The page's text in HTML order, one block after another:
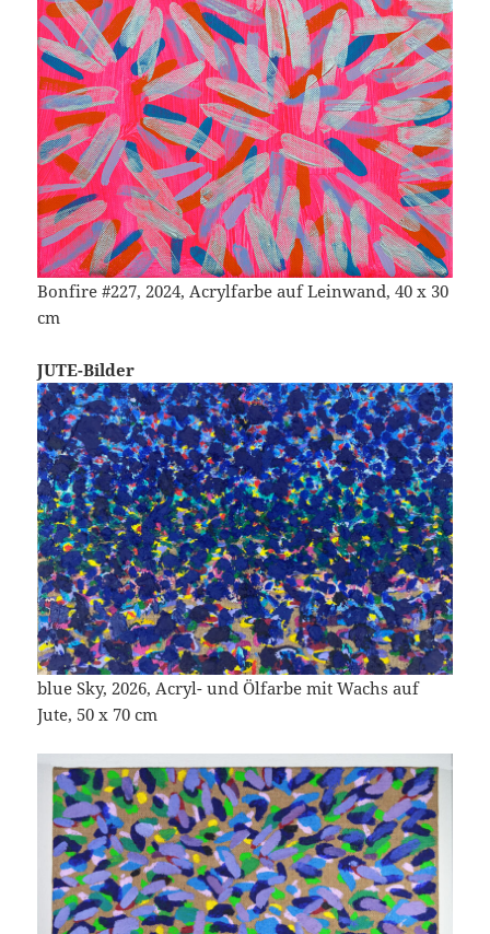
Bonfire #227, 2024, Acrylfarbe auf Leinwand, 40 x 30
cm
JUTE-Bilder
blue Sky, 2026, Acryl- und Ölfarbe mit Wachs auf
Jute, 50 x 70 cm